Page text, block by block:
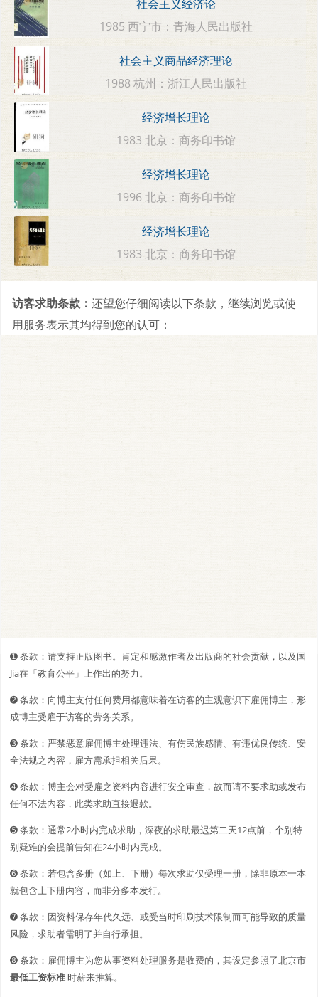
社会主义经济论
1985 西宁市：青海人民出版社
社会主义商品经济理论
1988 杭州：浙江人民出版社
经济增长理论
1983 北京：商务印书馆
经济增长理论
1996 北京：商务印书馆
经济增长理论
1983 北京：商务印书馆
访客求助条款： 还望您仔细阅读以下条款，继续浏览或使
用服务表示其均得到您的认可：
➊️ 条款：请支持正版图书。肯定和感激作者及出版商的社会贡献，以及国
Jia在「教育公平」上作出的努力。
➋️️ 条款：向博主支付任何费用都意味着在访客的主观意识下雇佣博主，形
成博主受雇于访客的劳务关系。
➌ 条款：严禁恶意雇佣博主处理违法、有伤民族感情、有违优良传统、安
全法规之内容，雇方需承担相关后果。
➍ 条款：博主会对受雇之资料内容进行安全审查，故而请不要求助或发布
任何不法内容，此类求助直接退款。
➎ 条款：通常2小时内完成求助，深夜的求助最迟第二天12点前，个别特
别疑难的会提前告知在24小时内完成。
➏ 条款：若包含多册（如上、下册）每次求助仅受理一册，除非原本一本
就包含上下册内容，而非分多本发行。
➐ 条款：因资料保存年代久远、或受当时印刷技术限制而可能导致的质量
风险，求助者需明了并自行承担。
➑ 条款：雇佣博主为您从事资料处理服务是收费的，其设定参照了北京市
最低工资标准时薪来推算。